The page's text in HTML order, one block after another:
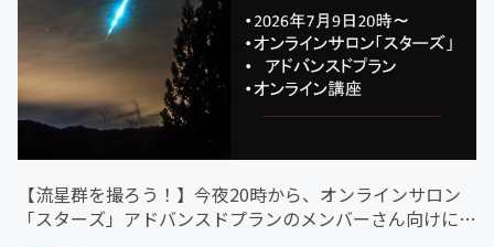
【流星群を撮ろう！】今夜20時から、オンラインサロン
「スターズ」アドバンスドプランのメンバーさん向けに、